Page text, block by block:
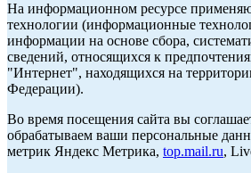
На информационном ресурсе
технологии (информационные
информации на основе сбора,
сведений, относящихся к
"Интернет", находящихся на
Федерации).
Во время посещения сайта вы
обрабатываем ваши персональные
метрик Яндекс Метрика, top.mail.ru,